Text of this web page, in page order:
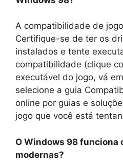
A compatibilidade de
Certifique-se de ter os
instalados e tente
compatibilidade (clique
executável do jogo, vá
selecione a guia
online por guias e
jogo que você está
O Windows 98 funciona
modernas?